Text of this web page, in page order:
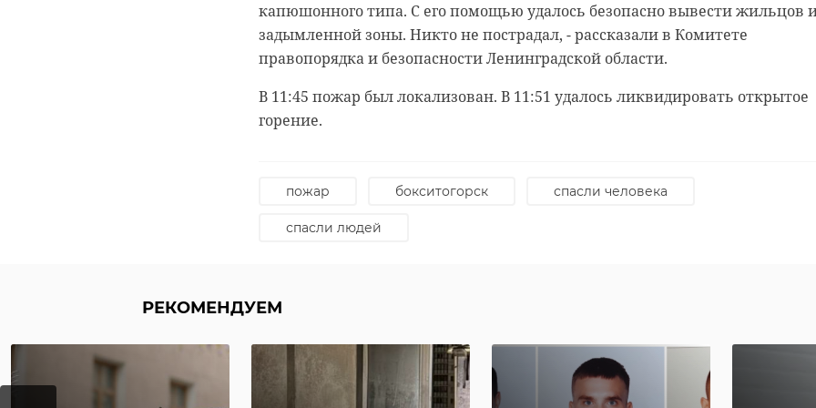
капюшонного типа. С его помощью удалось безопасно вывести жильцов
задымленной зоны. Никто не пострадал, - рассказали в Комитете
правопорядка и безопасности Ленинградской области.
В 11:45 пожар был локализован. В 11:51 удалось ликвидировать открытое
горение.
пожар бокситогорск спасли человека
спасли людей
РЕКОМЕНДУЕМ
штраф 500 тысяч рублей, второй — 4 года колонии и штраф 300 тысяч
уфсб !видео мошенничество
Отметим, это растение является лекарственным: его применяют в
отхаркивающего, спазмолитического, дезинфицирующего, потогонного и
мочегонного средства, а также для заживления ран. Багульник сушат в
августе-сентябре. Запах этого растения также отпугивает кровососущих
насекомых и моль.